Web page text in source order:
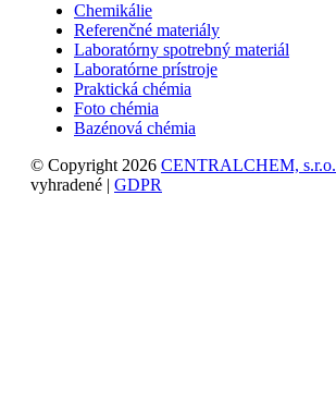
Chemikálie
Referenčné materiály
Laboratórny spotrebný materiál
Laboratórne prístroje
Praktická chémia
Foto chémia
Bazénová chémia
© Copyright 2026 CENTRALCHEM, s.r.o.
vyhradené | GDPR